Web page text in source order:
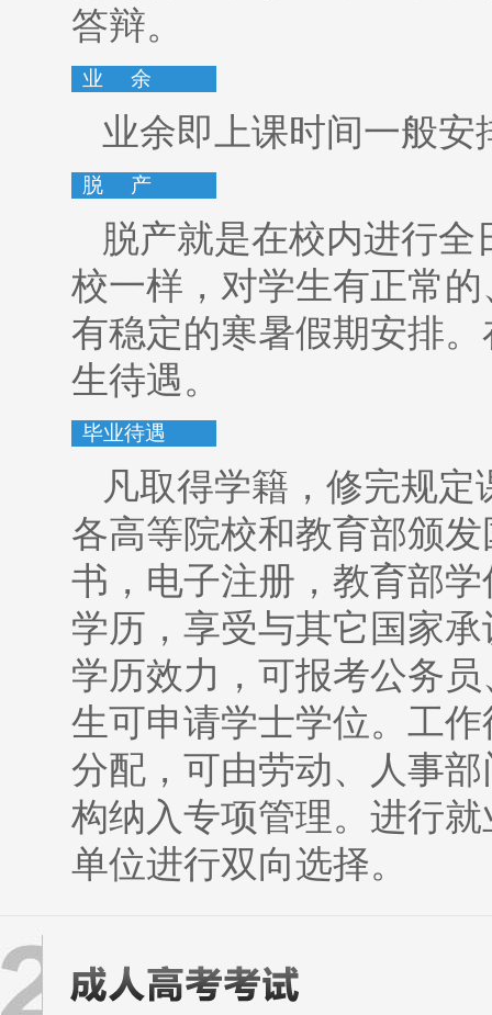
答辩。
业 余
业余即上课时间一般安
脱 产
脱产就是在校内进行
校一样，对学生有正常
有稳定的寒暑假期安排
生待遇。
毕业待遇
凡取得学籍，修完规
各高等院校和教育部颁
书，电子注册，教育部学
学历，享受与其它国家
学历效力，可报考公务
生可申请学士学位。工
分配，可由劳动、人事
构纳入专项管理。进行
单位进行双向选择。